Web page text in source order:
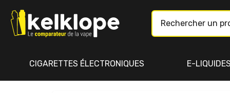
CIGARETTES ÉLECTRONIQUES E-